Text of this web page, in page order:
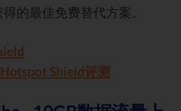
的最佳免费替代方案。
Shield评测